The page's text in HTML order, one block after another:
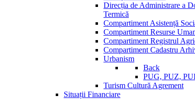
Direcția de Administrare a
Termică
Compartiment Asistență
Compartiment Resurse
Compartiment Registrul
Compartiment Cadastru
Urbanism
Back
PUG, PUZ,
Turism Cultură Agrement
Situații Financiare